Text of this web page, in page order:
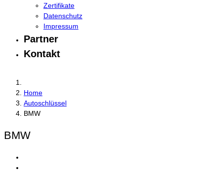
Zertifikate
Datenschutz
Impressum
Partner
Kontakt
Home
Autoschlüssel
BMW
BMW